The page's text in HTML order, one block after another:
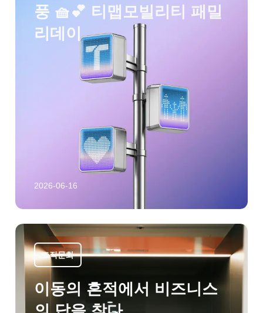
풍 🧺💕 티맵모빌리티 패밀
리데이
2026-06-16
조직문화
이동의 흔적에서 비즈니스